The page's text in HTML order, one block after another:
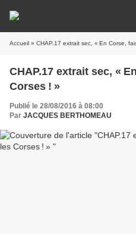
Accueil » CHAP.17 extrait sec, « En Corse,
CHAP.17 extrait sec, «
Corses ! »
Publié le 28/08/2016 à 08:00
Par JACQUES BERTHOMEAU